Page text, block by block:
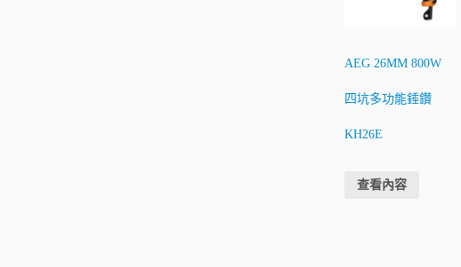
AEG 26MM 800W
四坑多功能錘鑽
KH26E
查看內容